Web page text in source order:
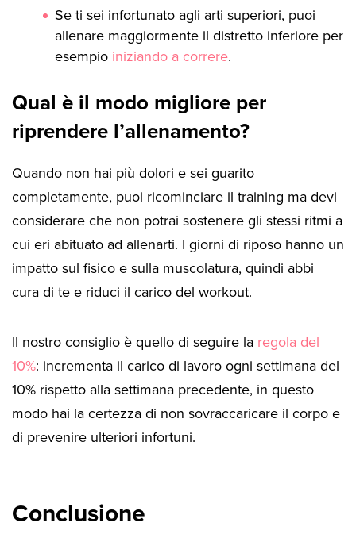
Se ti sei infortunato agli arti superiori, puoi
allenare maggiormente il distretto inferiore per
esempio iniziando a correre.
Qual è il modo migliore per
riprendere l’allenamento?
Quando non hai più dolori e sei guarito
completamente, puoi ricominciare il training ma devi
considerare che non potrai sostenere gli stessi ritmi a
cui eri abituato ad allenarti. I giorni di riposo hanno un
impatto sul fisico e sulla muscolatura, quindi abbi
cura di te e riduci il carico del workout.
Il nostro consiglio è quello di seguire la regola del
10%: incrementa il carico di lavoro ogni settimana del
10% rispetto alla settimana precedente, in questo
modo hai la certezza di non sovraccaricare il corpo e
di prevenire ulteriori infortuni.
Conclusione